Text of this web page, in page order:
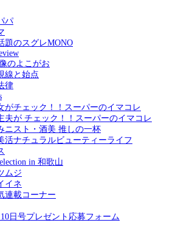
パ
題のスグレMONO
のよこがお
線と始点
律
がチェック！！スーパーのイマコレ
夫が チェック！！スーパーのイマコレ
ニスト・酒美 推しの一杯
活ナチュラルビューティーライフ
in 和歌山
ムジ
イネ
連載コーナー
10日号プレゼント応募フォーム